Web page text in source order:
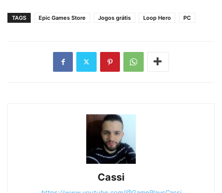
TAGS Epic Games Store Jogos grátis Loop Hero PC
Cassi